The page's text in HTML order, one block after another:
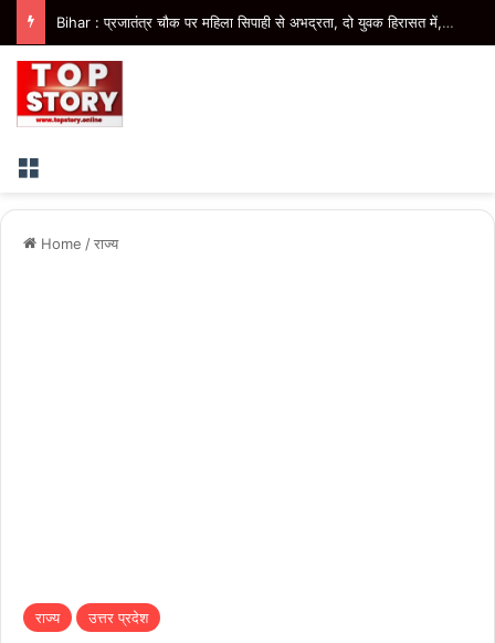
Bihar : प्रजातंत्र चौक पर महिला सिपाही से अभद्रता, दो युवक हिरासत में, शराबबंदी पर उठे सवाल
Menu
Home /राज्य
राज्य उत्तर प्रदेश